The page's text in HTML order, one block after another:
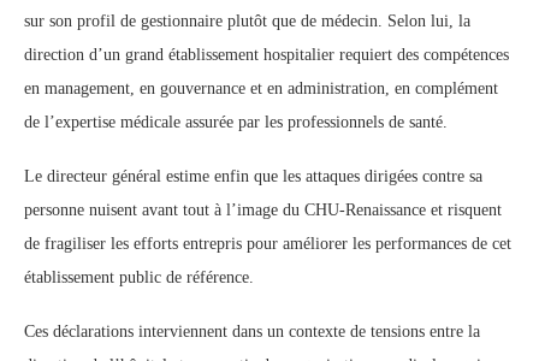
sur son profil de gestionnaire plutôt que de médecin. Selon lui, la
direction d’un grand établissement hospitalier requiert des compétences
en management, en gouvernance et en administration, en complément
de l’expertise médicale assurée par les professionnels de santé.
Le directeur général estime enfin que les attaques dirigées contre sa
personne nuisent avant tout à l’image du CHU-Renaissance et risquent
de fragiliser les efforts entrepris pour améliorer les performances de cet
établissement public de référence.
Ces déclarations interviennent dans un contexte de tensions entre la